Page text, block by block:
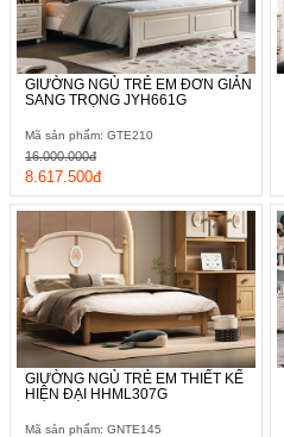
GIƯỜNG NGỦ TRẺ EM ĐƠN GIẢN
SANG TRỌNG JYH661G
Mã sản phẩm: GTE210
8.617.500đ
16.000.000đ
GIƯỜNG NGỦ TRẺ EM THIẾT KẾ
HIỆN ĐẠI HHML307G
Mã sản phẩm: GNTE145